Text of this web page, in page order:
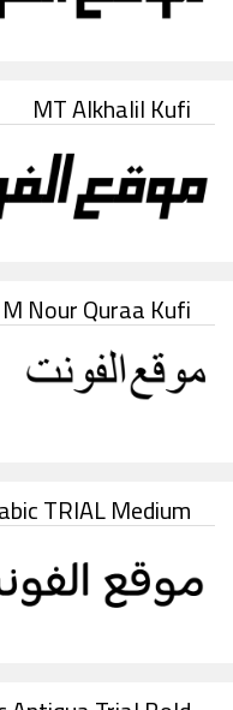
MT Alkhalil Kufi
Nour Quraa Kufi
TRIAL Medium